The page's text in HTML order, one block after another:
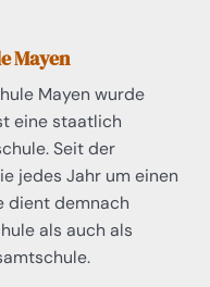
Mayen
Mayen wurde
eine staatlich
Seit der
jedes Jahr um einen
dient demnach
als auch als